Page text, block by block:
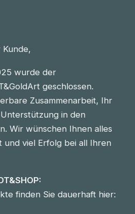
Kunde,
wurde der
geschlossen.
Zusammenarbeit, Ihr
in den
Wir wünschen Ihnen alles
und viel Erfolg bei all Ihren
finden Sie dauerhaft hier: